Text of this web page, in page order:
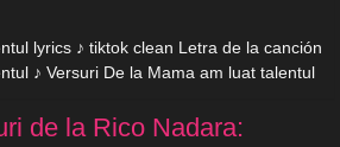
lyrics ♪ tiktok clean Letra de la canción
♪ Versuri De la Mama am luat talentul
de la Rico Nadara: